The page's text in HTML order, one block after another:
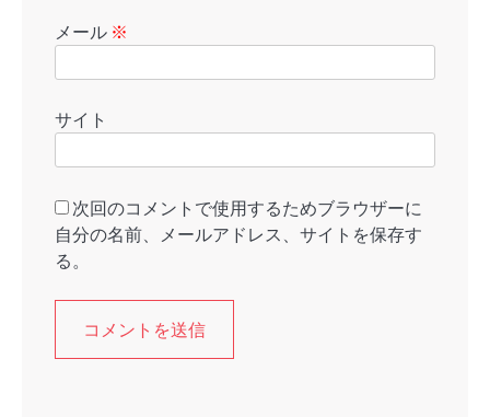
メール ※
サイト
次回のコメントで使用するためブラウザーに
自分の名前、メールアドレス、サイトを保存す
る。